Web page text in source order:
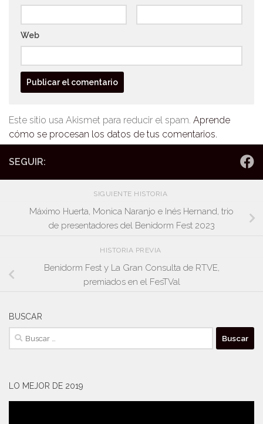
Web
Este sitio usa Akismet para reducir el spam. Aprende
cómo se procesan los datos de tus comentarios.
SEGUIR:
SIGUIENTE HISTORIA
Máximo Huerta, Monica Naranjo e Inés Hernand, trio
de presentadores del Benidorm Fest 2023
HISTORIA PREVIA
Benidorm Fest y La Gran Consulta de RTVE,
premiados en el FesTVal
BUSCAR
Buscar:
LO MEJOR DE 2019